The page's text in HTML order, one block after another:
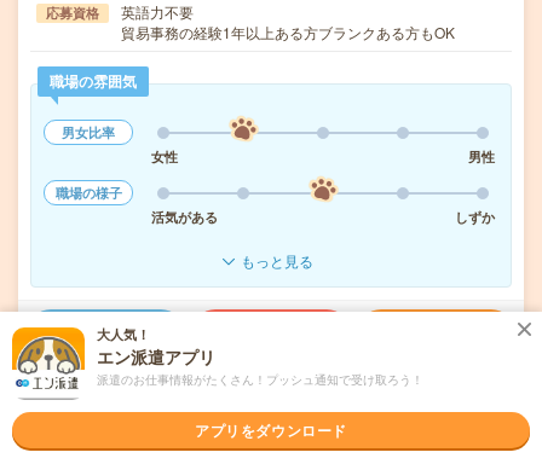
応募資格
英語力不要
貿易事務の経験1年以上ある方ブランクある方もOK
職場の雰囲気
男女比率
女性
男性
職場の様子
活気がある
しずか
もっと見る
気になる!
派遣会社 パーソルテンプスタッフ株式会社
未読 掲載日 2026/08/07
大人気！
エン派遣アプリ
派遣のお仕事情報がたくさん！プッシュ通知で受け取ろう！
アプリをダウンロード